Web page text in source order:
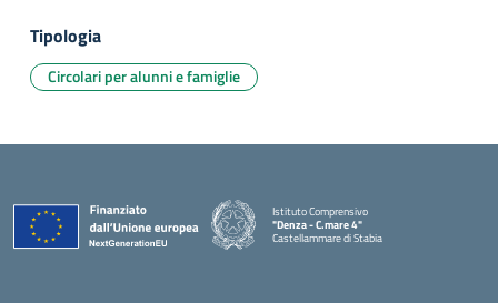
Tipologia
Circolari per alunni e famiglie
Istituto Comprensivo
"Denza - C.mare 4"
Castellammare di Stabia